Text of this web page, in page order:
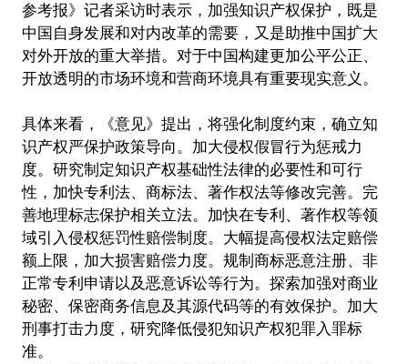
参考报》记者采访时表示，加强知识产权保护，既是
中国自身发展和对内改革的需要，又是助推中国扩大
对外开放的重大举措。对于中国构建更加公平公正、
开放透明的市场环境和营商环境具有重要现实意义。
具体来看，《意见》提出，将强化制度约束，确立知
识产权严保护政策导向。加大侵权假冒行为惩戒力
度。研究制定知识产权基础性法律的必要性和可行
性，加快专利法、商标法、著作权法等修改完善。完
善地理标志保护相关立法。加快在专利、著作权等领
域引入侵权惩罚性赔偿制度。大幅提高侵权法定赔偿
额上限，加大损害赔偿力度。规制商标恶意注册、非
正常专利申请以及恶意诉讼等行为。探索加强对商业
秘密、保密商务信息及其源代码等的有效保护。加大
刑事打击力度，研究降低侵犯知识产权犯罪入罪标
准。